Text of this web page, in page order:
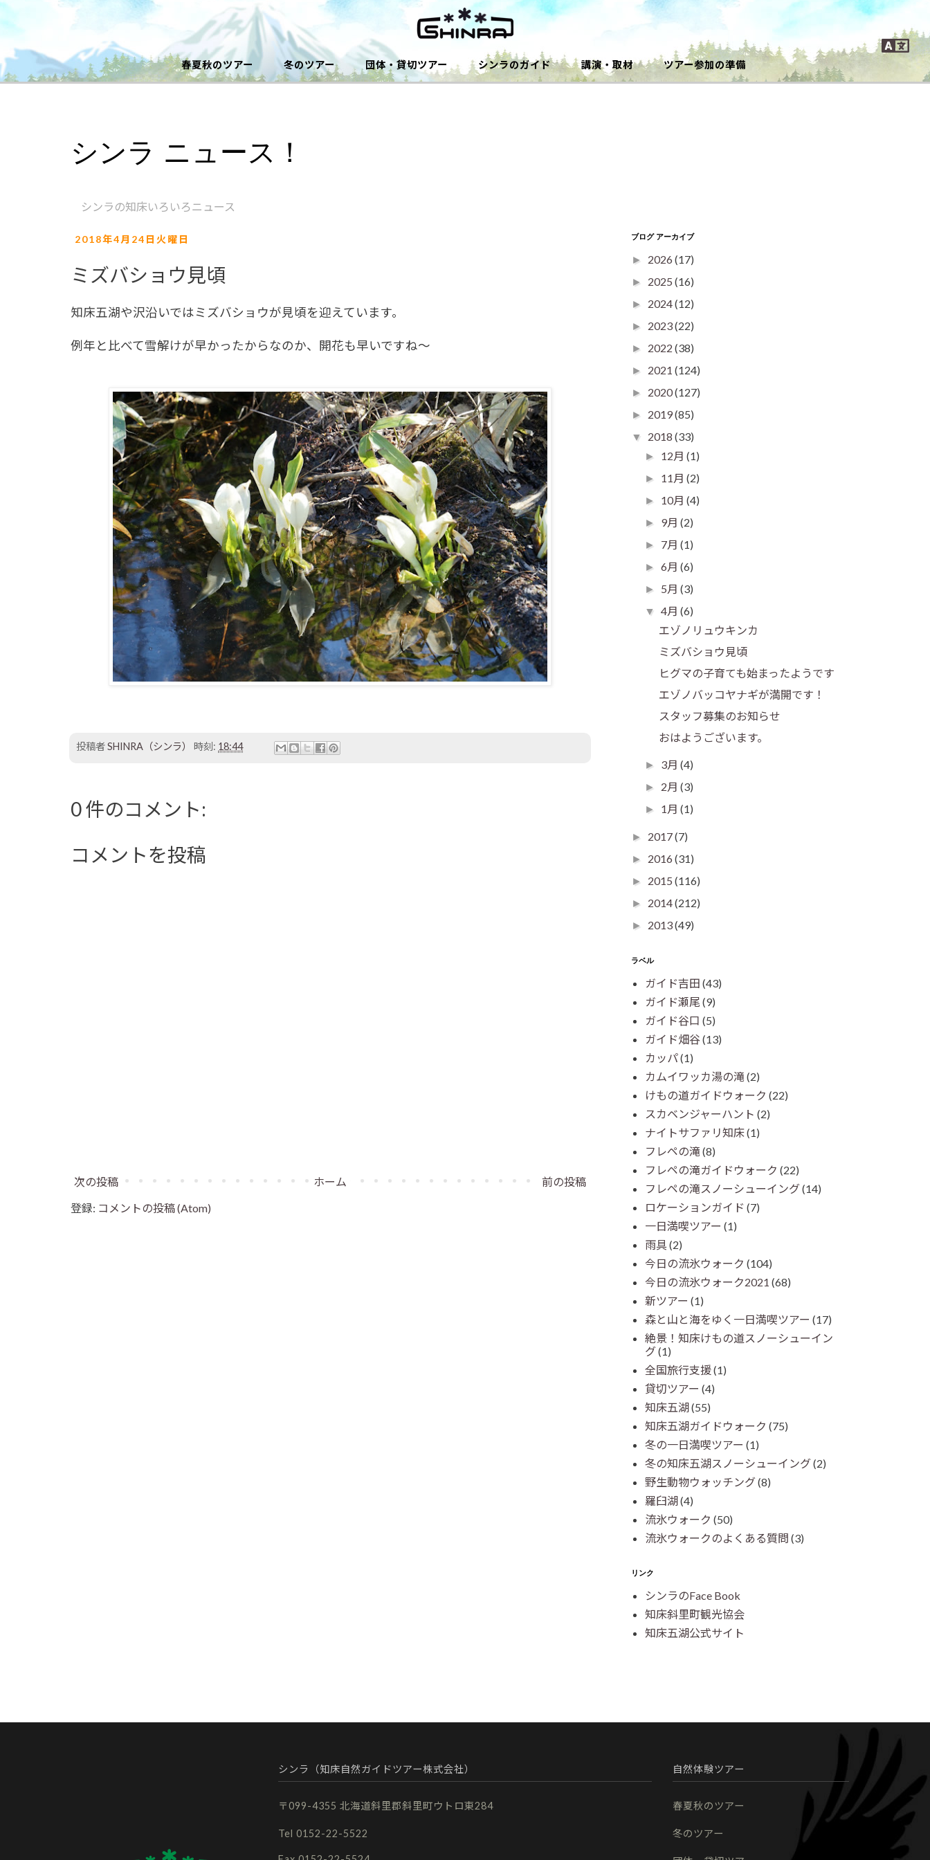
春夏秋のツアー 冬のツアー 団体・貸切ツアー シンラのガイド 講演・取材 ツアー参加の準備
シンラ ニュース！
シンラの知床いろいろニュース
2018年4月24日火曜日
ミズバショウ見頃
知床五湖や沢沿いではミズバショウが見頃を迎えています。
例年と比べて雪解けが早かったからなのか、開花も早いですね～
投稿者SHINRA（シンラ） 時刻: 18:44
0 件のコメント:
コメントを投稿
次の投稿 前の投稿
ホーム
登録: コメントの投稿 (Atom)
ブログ アーカイブ
► 2026 (17)
► 2025 (16)
► 2024(12)
► 2023(22)
► 2022 (38)
► 2021 (124)
► 2020(127)
► 2019(85)
▼ 2018 (33)
► 12月(1)
► 11月(2)
► 10月(4)
► 9月(2)
► 7月(1)
►6月(6)
► 5月(3)
▼4月(6)
エゾノリュウキンカ
ミズバショウ見頃
ヒグマの子育ても始まったようです
エゾノバッコヤナギが満開です！
スタッフ募集のお知らせ
おはようございます。
► 3月(4)
► 2月(3)
► 1月(1)
► 2017(7)
► 2016 (31)
► 2015 (116)
► 2014(212)
► 2013(49)
ラベル
ガイド吉田 (43)
ガイド瀬尾 (9)
ガイド谷口 (5)
ガイド畑谷(13)
カッパ(1)
カムイワッカ湯の滝 (2)
けもの道ガイドウォーク (22)
スカベンジャーハント (2)
ナイトサファリ知床(1)
フレペの滝 (8)
フレペの滝ガイドウォーク (22)
フレペの滝スノーシューイング(14)
ロケーションガイド (7)
一日満喫ツアー (1)
雨具(2)
今日の流氷ウォーク (104)
今日の流氷ウォーク2021 (68)
新ツアー (1)
森と山と海をゆく一日満喫ツアー (17)
絶景！知床けもの道スノーシューイン
グ(1)
全国旅行支援(1)
貸切ツアー (4)
知床五湖(55)
知床五湖ガイドウォーク (75)
冬の一日満喫ツアー (1)
冬の知床五湖スノーシューイング(2)
野生動物ウォッチング(8)
羅臼湖(4)
流氷ウォーク (50)
流氷ウォークのよくある質問 (3)
リンク
シンラのFace Book
知床斜里町観光協会
知床五湖公式サイト
シンラ（知床自然ガイドツアー株式会社）
〒099-4355 北海道斜里郡斜里町ウトロ東284
Tel 0152-22-5522
自然体験ツアー
春夏秋のツアー
冬のツアー